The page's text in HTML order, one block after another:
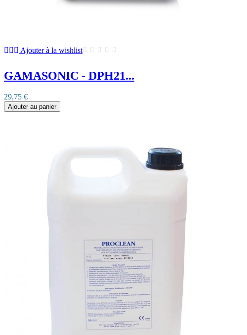
Ajouter à la wishlist
GAMASONIC - DPH21...
29,75 €
Ajouter au panier